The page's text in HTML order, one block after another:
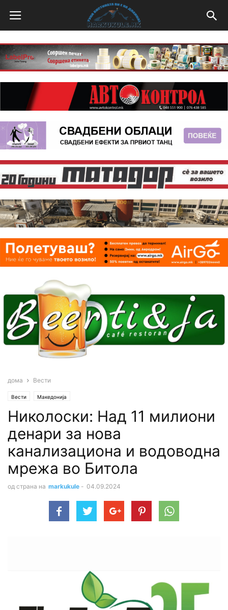
дома Вести
Вести Македонија
Николоски: Над 11 милиони
денари за нова
канализациона и водоводна
мрежа во Битола
од страна на markukule - 04.09.2024